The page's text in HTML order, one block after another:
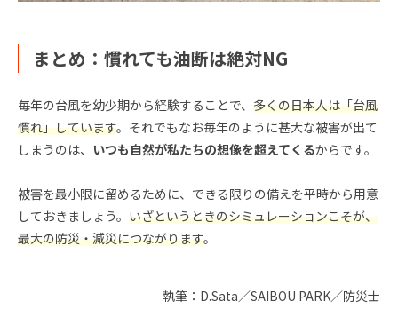
まとめ：慣れても油断は絶対NG
毎年の台風を幼少期から経験することで、 多くの日本人は「台風
慣れ」しています。それでもなお毎年のように甚大な被害が出て
しまうのは、 いつも自然が私たちの想像を超えてくるからです。
被害を最小限に留めるために、できる限りの備えを平時から用意
しておきましょう。 いざというときのシミュレーションこそが、
最大の防災・減災につながります。
執筆：D.Sata／SAIBOU PARK／防災士